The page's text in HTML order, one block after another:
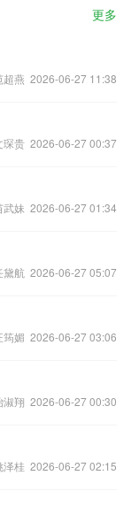
更多
超燕 2026-06-27 11:38
琛贵 2026-06-27 00:37
武妹 2026-06-27 01:34
黛航 2026-06-27 05:07
筠媚 2026-06-27 03:06
淑翔 2026-06-27 00:30
泽桂 2026-06-27 02:15